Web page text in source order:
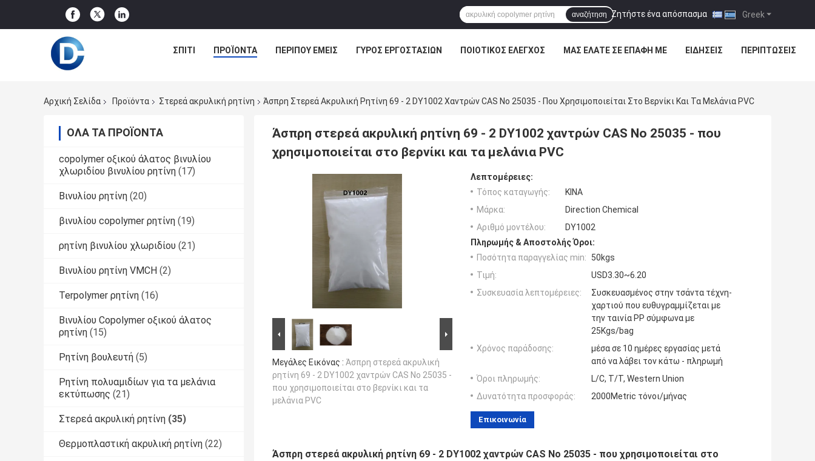
Greek
Ζητήστε ένα απόσπασμα |
αναζήτηση
ΣΠΊΤΙ ΠΡΟΪΌΝΤΑ ΠΕΡΊΠΟΥ ΕΜΕΊΣ ΓΎΡΟΣ ΕΡΓΟΣΤΑΣΊΩΝ ΠΟΙΟΤΙΚΌΣ ΈΛΕΓΧΟΣ ΜΑΣ ΕΛΆΤΕ ΣΕ ΕΠΑΦΉ ΜΕ ΕΙΔΉΣΕΙΣ ΠΕΡΙΠΤΏΣΕΙΣ
Αρχική Σελίδα Προϊόντα Στερεά ακρυλική ρητίνη Άσπρη Στερεά Ακρυλική Ρητίνη 69 - 2 DY1002 Χαντρών CAS Νο 25035 - Που Χρησιμοποιείται Στο Βερνίκι Και Τα Μελάνια PVC
ΌΛΑ ΤΑ ΠΡΟΪΌΝΤΑ
copolymer οξικού άλατος βινυλίου
χλωριδίου βινυλίου ρητίνη (17)
Βινυλίου ρητίνη (20)
βινυλίου copolymer ρητίνη (19)
ρητίνη βινυλίου χλωριδίου (21)
Βινυλίου ρητίνη VMCH (2)
Terpolymer ρητίνη (16)
Βινυλίου Copolymer οξικού άλατος
ρητίνη (15)
Ρητίνη βουλευτή (5)
Ρητίνη πολυαμιδίων για τα μελάνια
εκτύπωσης (21)
Στερεά ακρυλική ρητίνη (35)
Θερμοπλαστική ακρυλική ρητίνη (22)
Άσπρη στερεά ακρυλική ρητίνη 69 - 2 DY1002 χαντρών CAS Νο 25035 - που
χρησιμοποιείται στο βερνίκι και τα μελάνια PVC
Μεγάλες Εικόνας : Άσπρη στερεά ακρυλική
ρητίνη 69 - 2 DY1002 χαντρών CAS Νο 25035 -
που χρησιμοποιείται στο βερνίκι και τα
μελάνια PVC
Λεπτομέρειες:
Τόπος καταγωγής:
ΚΙΝΑ
Μάρκα:
Direction Chemical
Αριθμό μοντέλου:
DY1002
Πληρωμής & Αποστολής Όροι:
Ποσότητα παραγγελίας min:
50kgs
Τιμή:
USD3.30~6.20
Συσκευασία λεπτομέρειες:
Συσκευασμένος στην τσάντα τέχνη-
χαρτιού που ευθυγραμμίζεται με
την ταινία PP σύμφωνα με
25Kgs/bag
Χρόνος παράδοσης:
μέσα σε 10 ημέρες εργασίας μετά
από να λάβει τον κάτω - πληρωμή
Όροι πληρωμής:
L/C, T/T, Western Union
Δυνατότητα προσφοράς:
2000Metric τόνοι/μήνας
Επικοινωνία
Άσπρη στερεά ακρυλική ρητίνη 69 - 2 DY1002 χαντρών CAS Νο 25035 - που χρησιμοποιείται στο